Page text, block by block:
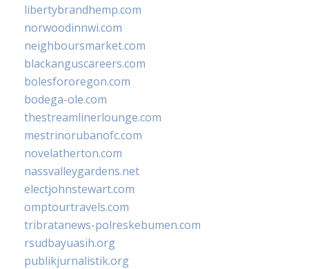
libertybrandhemp.com
norwoodinnwi.com
neighboursmarket.com
blackanguscareers.com
bolesfororegon.com
bodega-ole.com
thestreamlinerlounge.com
mestrinorubanofc.com
novelatherton.com
nassvalleygardens.net
electjohnstewart.com
omptourtravels.com
tribratanews-polreskebumen.com
rsudbayuasih.org
publikjurnalistik.org